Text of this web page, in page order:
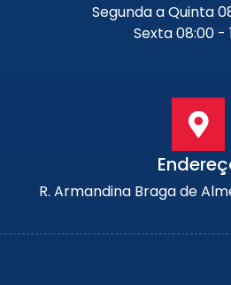
Segunda a Quinta
Sexta 08:00 -
R. Armandina Braga de